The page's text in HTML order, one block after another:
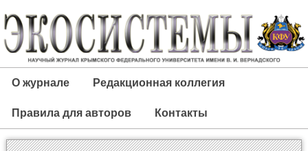
О журнале Редакционная коллегия
Правила для авторов Контакты